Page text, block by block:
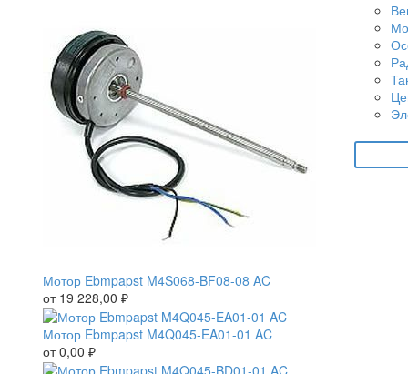
Мотор Ebmpapst M4S068-BF08-08 AC
от 19 228,00 ₽
Мотор Ebmpapst M4Q045-EA01-01 AC
от0,00 ₽